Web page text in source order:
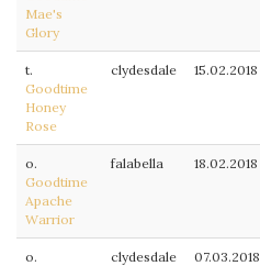
Mae's
Glory
t.
Goodtime
Honey
Rose
clydesdale 15.02.2018
o.
Goodtime
Apache
Warrior
falabella 18.02.2018
o.
clydesdale 07.03.2018